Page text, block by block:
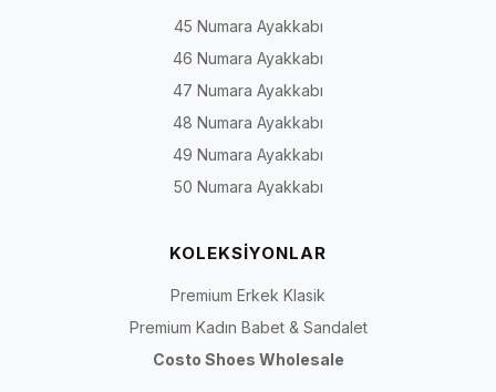
45 Numara Ayakkabı
46 Numara Ayakkabı
47 Numara Ayakkabı
48 Numara Ayakkabı
49 Numara Ayakkabı
50 Numara Ayakkabı
KOLEKSİYONLAR
Premium Erkek Klasik
Premium Kadın Babet & Sandalet
Costo Shoes Wholesale